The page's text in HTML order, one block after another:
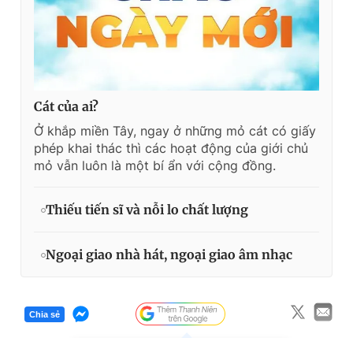
Cát của ai?
Ở khắp miền Tây, ngay ở những mỏ cát có giấy
phép khai thác thì các hoạt động của giới chủ
mỏ vẫn luôn là một bí ẩn với cộng đồng.
Thiếu tiến sĩ và nỗi lo chất lượng
Ngoại giao nhà hát, ngoại giao âm nhạc
Chia sẻ